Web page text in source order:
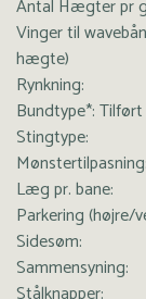
Antal Hægter pr
Vinger til
hægte)
Rynkning:
Bundtype*:
Stingtype:
Mønstertilpasning:
Læg pr. bane:
Parkering (højre/
Sidesøm:
Sammensyning: